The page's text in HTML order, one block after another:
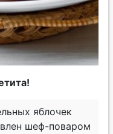
яблочек
шеф-поваром